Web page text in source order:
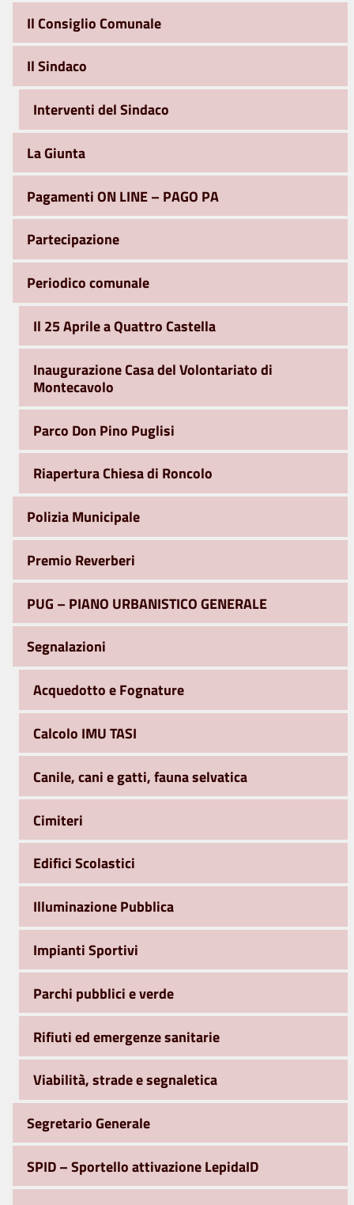
Il Consiglio Comunale
Il Sindaco
Interventi del Sindaco
La Giunta
Pagamenti ON LINE – PAGO PA
Partecipazione
Periodico comunale
Il 25 Aprile a Quattro Castella
Inaugurazione Casa del Volontariato di
Montecavolo
Parco Don Pino Puglisi
Riapertura Chiesa di Roncolo
Polizia Municipale
Premio Reverberi
PUG – PIANO URBANISTICO GENERALE
Segnalazioni
Acquedotto e Fognature
Calcolo IMU TASI
Canile, cani e gatti, fauna selvatica
Cimiteri
Edifici Scolastici
Illuminazione Pubblica
Impianti Sportivi
Parchi pubblici e verde
Rifiuti ed emergenze sanitarie
Viabilità, strade e segnaletica
Segretario Generale
SPID – Sportello attivazione LepidaID